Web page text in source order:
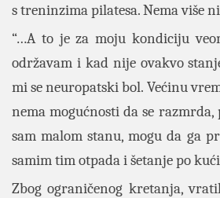
s treninzima pilatesa. Nema više
“…A to je za moju kondiciju
održavam i kad nije ovakvo
mi se neuropatski bol. Većinu
nema mogućnosti da se razmrda,
sam malom stanu, mogu da ga
samim tim otpada i šetanje po
Zbog ograničenog kretanja,